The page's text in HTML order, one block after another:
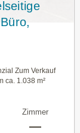
Zum Verkauf
ca. 1.038 m²
Zimmer
—